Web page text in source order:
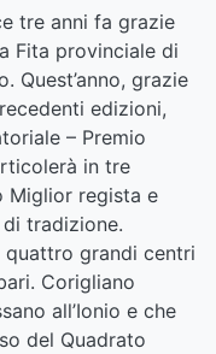
tre anni fa grazie
Fita provinciale di
Quest’anno, grazie
edizioni,
– Premio
in tre
Miglior regista e
tradizione.
quattro grandi centri
Corigliano
all’Ionio e che
del Quadrato